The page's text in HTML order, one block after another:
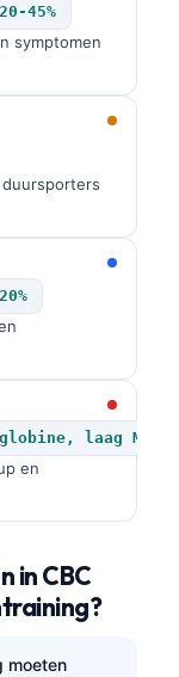
45%
symptomen
duursporters
laag MCV of
en
in CBC
moeten